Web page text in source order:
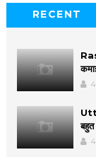
RECENT
बहुत